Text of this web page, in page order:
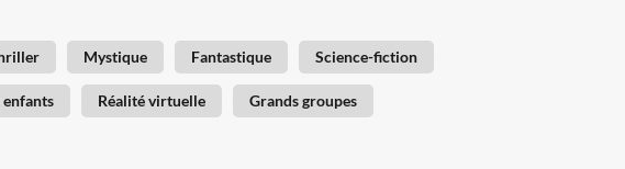
Mystique Fantastique Science-fiction
enfants Réalité virtuelle Grands groupes